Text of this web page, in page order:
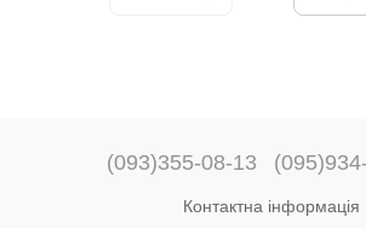
(093)355-08-13
Контактна інформація